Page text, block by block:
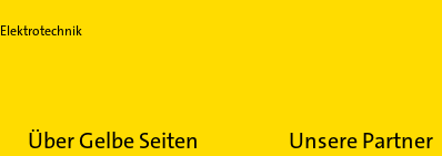
Elektrotechnik
Über Gelbe Seiten Unsere Partner